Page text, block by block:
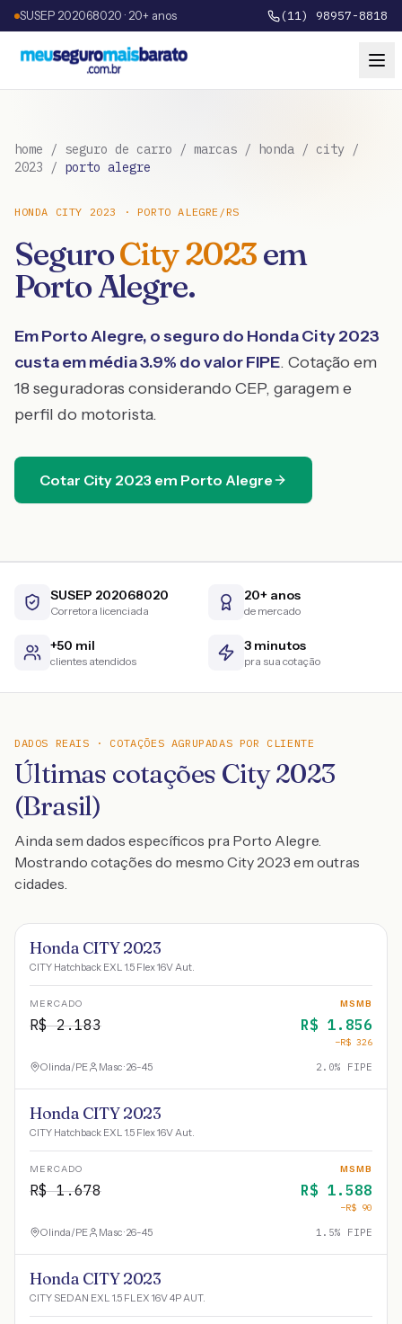
SUSEP 202068020 · 20+ anos (11) 98957-8818
home / seguro de carro / marcas / honda / city /
2023 / porto alegre
HONDA CITY 2023 · PORTO ALEGRE /RS
SeguroCity2023em
Porto Alegre.
EmPorto Alegre, o seguro do HondaCity2023
custa em média3.9% do valor FIPE. Cotação em
18 seguradoras considerando CEP, garagem e
perfil do motorista.
Cotar City 2023 em Porto Alegre
SUSEP 202068020
Corretora licenciada
20+ anos
de mercado
+50 mil
clientes atendidos
3 minutos
pra sua cotação
DADOS REAIS · COTAÇÕES AGRUPADAS POR CLIENTE
Últimas cotações City 2023
(Brasil)
Ainda sem dados específicos pra Porto Alegre.
Mostrando cotações do mesmo City 2023 em outras
cidades.
Honda CITY 2023
CITY Hatchback EXL 1.5 Flex 16V Aut.
MERCADO
R$2.183
MSMB
R$ 1.856
−R$ 326
Olinda/PE Masc · 26-45 2.0% FIPE
Honda CITY 2023
CITY Hatchback EXL 1.5 Flex 16V Aut.
MERCADO
R$1.678
MSMB
R$ 1.588
−R$ 90
Olinda/PE Masc · 26-45 1.5% FIPE
Honda CITY 2023
CITY SEDAN EXL 1.5 FLEX 16V 4P AUT.